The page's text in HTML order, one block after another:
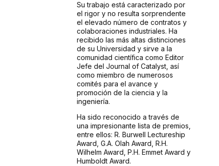
Su trabajo está caracterizado por
el rigor y no resulta sorprendente
el elevado número de contratos y
colaboraciones industriales. Ha
recibido las más altas distinciones
de su Universidad y sirve a la
comunidad científica como Editor
Jefe del Journal of Catalyst, así
como miembro de numerosos
comités para el avance y
promoción de la ciencia y la
ingeniería.
Ha sido reconocido a través de
una impresionante lista de premios,
entre ellos: R. Burwell Lectureship
Award, G.A. Olah Award, R.H.
Wilhelm Award, P.H. Emmet Award y
Humboldt Award.